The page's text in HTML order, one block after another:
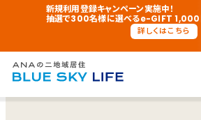
新規利用登録キャンペーン実施中！
抽選で300名様に選べるe-GIFT 1,000
詳しくはこちら